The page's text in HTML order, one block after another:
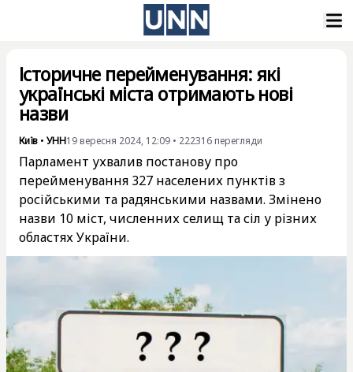
Історичне перейменування: які
українські міста отримають нові
назви
Київ • УНН19 вересня 2024, 12:09 • 222316 перегляди
Парламент ухвалив постанову про
перейменування 327 населених пунктів з
російськими та радянськими назвами. Змінено
назви 10 міст, численних селищ та сіл у різних
областях України.